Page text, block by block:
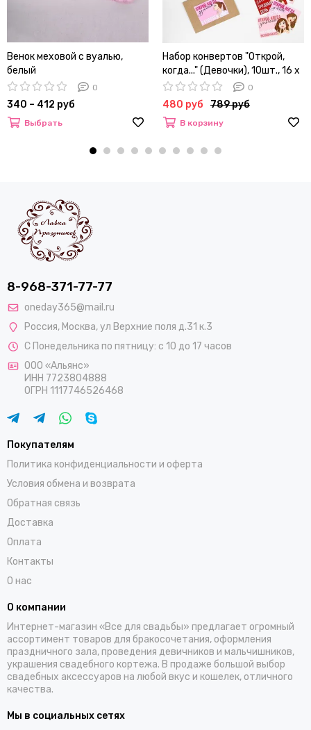
Венок меховой с вуалью,
белый
0
340 – 412 руб
Выбрать
Набор конвертов "Открой,
когда..." (Девочки), 10шт., 16 х
11,5 см
0
480 руб 789 руб
В корзину
8-968-371-77-77
oneday365@mail.ru
Россия, Москва,ул Верхние поля д.31 к.3
С Понедельника по пятницу: с 10 до 17 часов
ООО «Альянс»
ИНН 7723804888
ОГРН 1117746526468
Покупателям
Политика конфиденциальности и оферта
Условия обмена и возврата
Обратная связь
Доставка
Оплата
Контакты
О нас
О компании
Интернет-магазин «Все для свадьбы» предлагает огромный
ассортимент товаров для бракосочетания, оформления
праздничного зала, проведения девичников и мальчишников,
украшения свадебного кортежа. В продаже большой выбор
свадебных аксессуаров на любой вкус и кошелек, отличного
качества.
Мы в социальных сетях